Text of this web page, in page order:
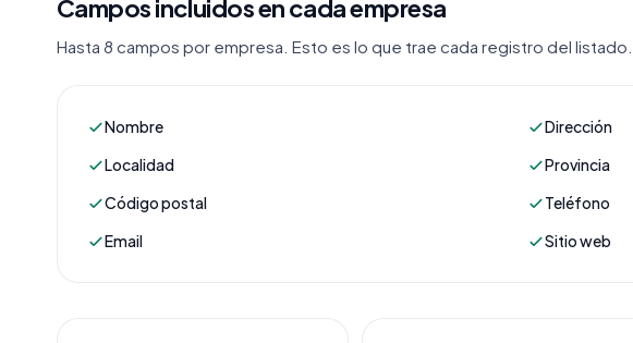
Campos incluidos en cada empresa
Hasta 8 campos por empresa. Esto es lo que trae cada registro del listado.
Nombre
Dirección
Localidad
Provincia
Código postal
Teléfono
Email
Sitio web